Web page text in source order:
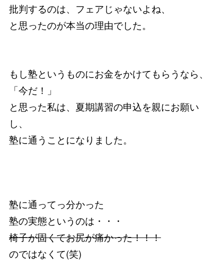
批判するのは、フェアじゃないよね、
と思ったのが本当の理由でした。
もし塾というものにお金をかけてもらうなら、
「今だ！」
と思った私は、夏期講習の申込を親にお願い
し、
塾に通うことになりました。
塾に通ってっ分かった
塾の実態というのは・・・
椅子が固くてお尻が痛かった！！！
のではなくて(笑)